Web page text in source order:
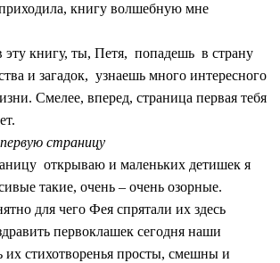
книгу волшебную мне
книгу, ты, Петя, попадешь в страну
и загадок, узнаешь много интересного
Смелее, вперед, страница первая тебя
страницу
открываю и маленьких детишек я
такие, очень – очень озорные.
для чего Фея спрятали их здесь
первоклашек сегодня наши
их стихотворенья просты, смешны и